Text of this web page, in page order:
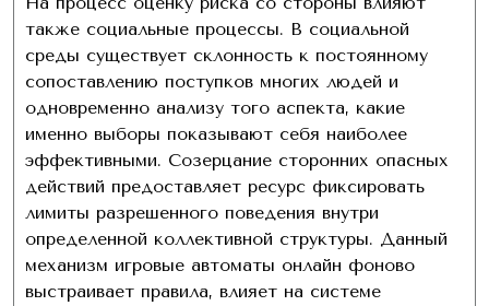
также социальные процессы. В социальной
среды существует склонность к постоянному
сопоставлению поступков многих людей и
одновременно анализу того аспекта, какие
именно выборы показывают себя наиболее
эффективными. Созерцание сторонних опасных
действий предоставляет ресурс фиксировать
лимиты разрешенного поведения внутри
определенной коллективной структуры. Данный
механизм игровые автоматы онлайн фоново
выстраивает правила, влияет на системе